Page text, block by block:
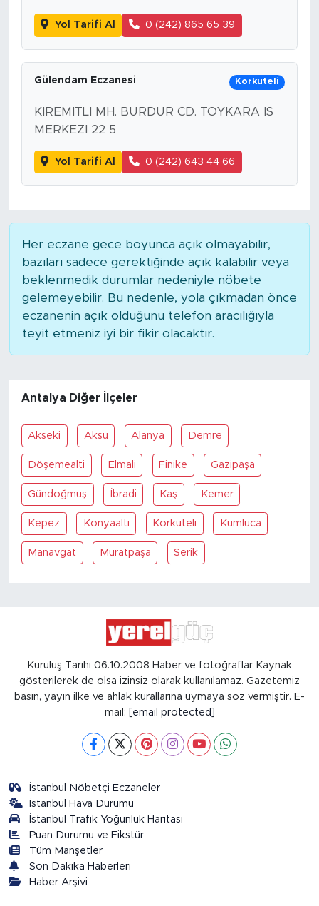
Yol Tarifi Al 0 (242) 865 65 39
Gülendam Eczanesi Korkuteli
KIREMITLI MH. BURDUR CD. TOYKARA IS
MERKEZI 22 5
Yol Tarifi Al 0 (242) 643 44 66
Her eczane gece boyunca açık olmayabilir,
bazıları sadece gerektiğinde açık kalabilir veya
beklenmedik durumlar nedeniyle nöbete
gelemeyebilir. Bu nedenle, yola çıkmadan önce
eczanenin açık olduğunu telefon aracılığıyla
teyit etmeniz iyi bir fikir olacaktır.
Antalya Diğer İlçeler
Akseki Aksu Alanya Demre
Döşemealti Elmali Finike Gazipaşa
Gündoğmuş İbradi Kaş Kemer
Kepez Konyaalti Korkuteli Kumluca
Manavgat Muratpaşa Serik
Kuruluş Tarihi 06.10.2008 Haber ve fotoğraflar Kaynak
gösterilerek de olsa izinsiz olarak kullanılamaz. Gazetemiz
basın, yayın ilke ve ahlak kurallarına uymaya söz vermiştir. E-
mail: [email protected]
İstanbul Nöbetçi Eczaneler
İstanbul Hava Durumu
İstanbul Trafik Yoğunluk Haritası
Puan Durumu ve Fikstür
Tüm Manşetler
Son Dakika Haberleri
Haber Arşivi